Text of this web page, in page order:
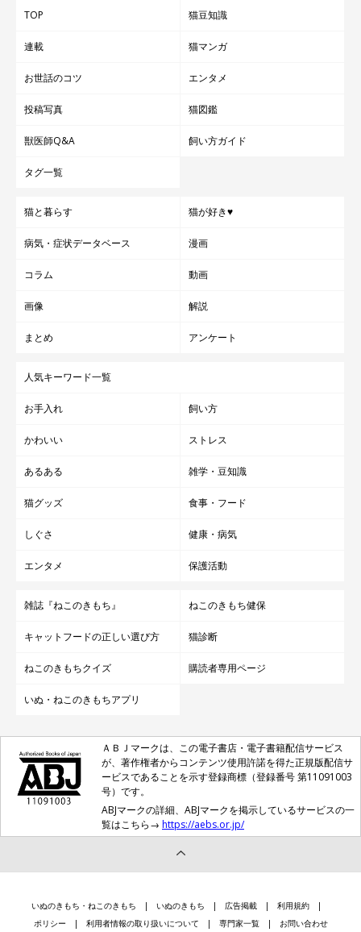
TOP 猫豆知識
連載 猫マンガ
お世話のコツ エンタメ
投稿写真 猫図鑑
獣医師Q&A 飼い方ガイド
タグ一覧
猫と暮らす 猫が好き♥
病気・症状データベース 漫画
コラム 動画
画像 解説
まとめ アンケート
人気キーワード一覧
お手入れ 飼い方
かわいい ストレス
あるある 雑学・豆知識
猫グッズ 食事・フード
しぐさ 健康・病気
エンタメ 保護活動
雑誌『ねこのきもち』 ねこのきもち健保
キャットフードの正しい選び方 猫診断
ねこのきもちクイズ 購読者専用ページ
いぬ・ねこのきもちアプリ
ＡＢＪマークは、この電子書店・電子書籍配信サービス
が、著作権者からコンテンツ使用許諾を得た正規版配信サ
ービスであることを示す登録商標（登録番号 第11091003
号）です。
ABJマークの詳細、ABJマークを掲示しているサービスの一
覧はこちら→ https://aebs.or.jp/
いぬのきもち・ねこのきもち いぬのきもち 広告掲載
利用規約
ポリシー
利用者情報の取り扱いについて 専門家一覧 お問い合わせ